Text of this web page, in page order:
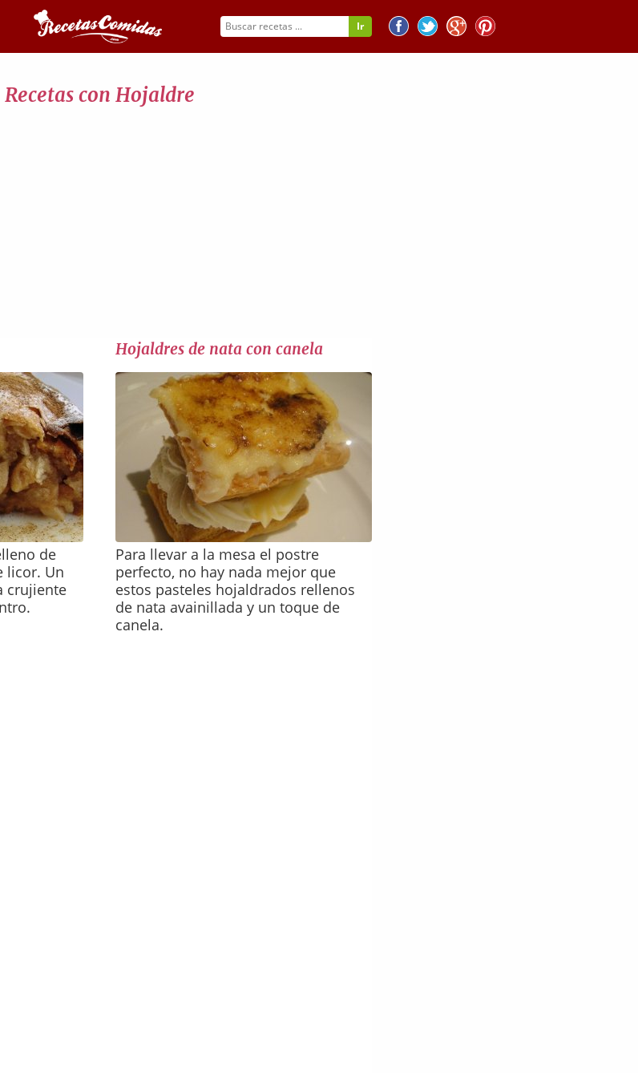
Recetas con Hojaldre
de
licor. Un
crujiente
Hojaldres de nata con canela
Para llevar a la mesa el postre
perfecto, no hay nada mejor que
estos pasteles hojaldrados rellenos
de nata avainillada y un toque de
canela.